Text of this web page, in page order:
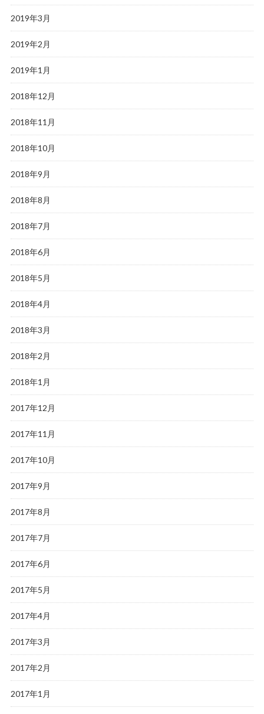
2019年3月
2019年2月
2019年1月
2018年12月
2018年11月
2018年10月
2018年9月
2018年8月
2018年7月
2018年6月
2018年5月
2018年4月
2018年3月
2018年2月
2018年1月
2017年12月
2017年11月
2017年10月
2017年9月
2017年8月
2017年7月
2017年6月
2017年5月
2017年4月
2017年3月
2017年2月
2017年1月